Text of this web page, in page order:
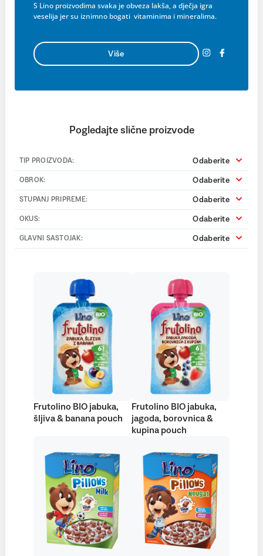
S Lino proizvodima svaka je obveza lakša, a dječja igra
veselija jer su iznimno bogati vitaminima i mineralima.
Više
Pogledajte slične proizvode
TIP PROIZVODA: Odaberite
OBROK: Odaberite
STUPANJ PRIPREME: Odaberite
OKUS: Odaberite
GLAVNI SASTOJAK: Odaberite
Frutolino BIO jabuka,
šljiva & banana pouch
Frutolino BIO jabuka,
jagoda, borovnica &
kupina pouch